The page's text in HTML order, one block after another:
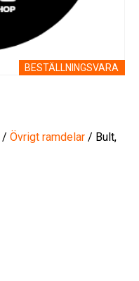
BESTÄLLNINGSVARA
/ Övrigt ramdelar / Bult,